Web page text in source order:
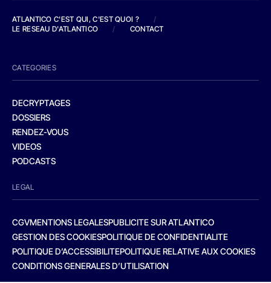
ATLANTICO C'EST QUI, C'EST QUOI ?
/
LE RESEAU D'ATLANTICO
/ CONTACT
CATEGORIES
DECRYPTAGES
DOSSIERS
RENDEZ-VOUS
VIDEOS
PODCASTS
LEGAL
CGVMENTIONS LEGALESPUBLICITE SUR ATLANTICO
GESTION DES COOKIESPOLITIQUE DE CONFIDENTIALITE
POLITIQUE D’ACCESSIBILITEPOLITIQUE RELATIVE AUX COOKIES
CONDITIONS GENERALES D’UTILISATION